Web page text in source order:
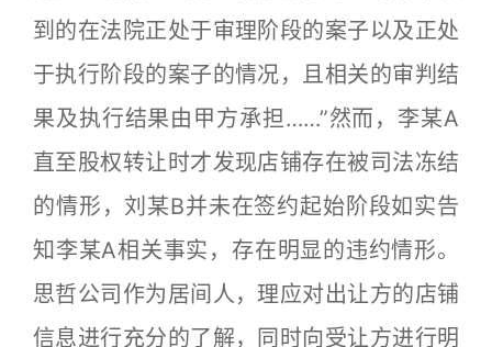
到的在法院正处于审理阶段的案子以及正处
于执行阶段的案子的情况，且相关的审判结
果及执行结果由甲方承担……”然而，李某A
直至股权转让时才发现店铺存在被司法冻结
的情形，刘某B并未在签约起始阶段如实告
知李某A相关事实，存在明显的违约情形。
思哲公司作为居间人，理应对出让方的店铺
信息进行充分的了解，同时向受让方进行明